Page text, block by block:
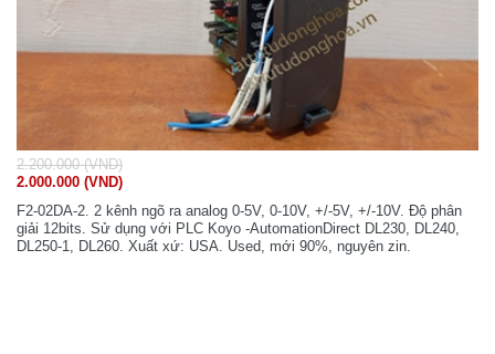
2.200.000 (VND)
2.000.000 (VND)
F2-02DA-2. 2 kênh ngõ ra analog 0-5V, 0-10V, +/-5V, +/-10V. Độ phân
giải 12bits. Sử dụng với PLC Koyo -AutomationDirect DL230, DL240,
DL250-1, DL260. Xuất xứ: USA. Used, mới 90%, nguyên zin.